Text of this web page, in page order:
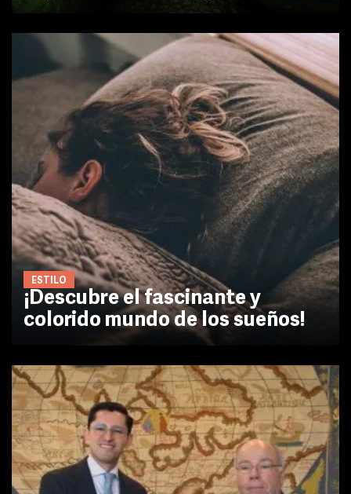
ESTILO
¡Descubre el fascinante y
colorido mundo de los sueños!